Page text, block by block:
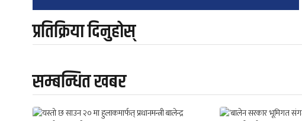
प्रतिक्रिया दिनुहोस्
सम्बन्धित खबर